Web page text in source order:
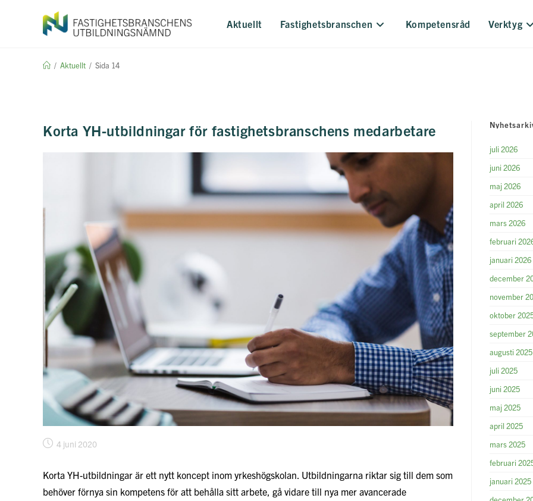
Aktuellt Fastighetsbranschen Kompetensråd Verktyg
/ Aktuellt / Sida 14
Korta YH-utbildningar för fastighetsbranschens medarbetare
Inlägget4 juni 2020
Korta YH-utbildningar är ett nytt koncept inom yrkeshögskolan. Utbildningarna riktar sig till dem som
behöver förnya sin kompetens för att behålla sitt arbete, gå vidare till nya mer avancerade
juli 2026
juni 2026
maj 2026
april 2026
mars 2026
februari
januari 2026
december
november
oktober
september
augusti 2025
juli 2025
juni 2025
maj 2025
april 2025
mars 2025
februari
januari 2025